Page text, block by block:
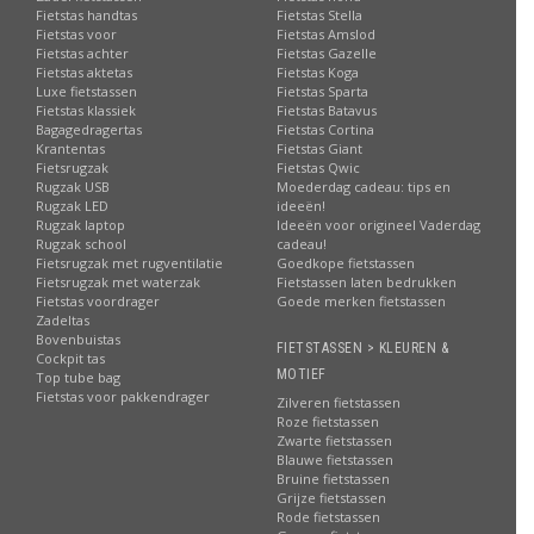
Fietstas handtas
Fietstas voor
Fietstas achter
Fietstas aktetas
Luxe fietstassen
Fietstas klassiek
Bagagedragertas
Krantentas
Fietsrugzak
Rugzak USB
Rugzak LED
Rugzak laptop
Rugzak school
Fietsrugzak met rugventilatie
Fietsrugzak met waterzak
Fietstas voordrager
Zadeltas
Bovenbuistas
Cockpit tas
Top tube bag
Fietstas voor pakkendrager
Fietstas Stella
Fietstas Amslod
Fietstas Gazelle
Fietstas Koga
Fietstas Sparta
Fietstas Batavus
Fietstas Cortina
Fietstas Giant
Fietstas Qwic
Moederdag cadeau: tips en
ideeën!
Ideeën voor origineel Vaderdag
cadeau!
Goedkope fietstassen
Fietstassen laten bedrukken
Goede merken fietstassen
FIETSTASSEN > KLEUREN &
MOTIEF
Zilveren fietstassen
Roze fietstassen
Zwarte fietstassen
Blauwe fietstassen
Bruine fietstassen
Grijze fietstassen
Rode fietstassen